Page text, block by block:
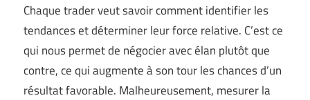
Chaque trader veut savoir comment identifier les
tendances et déterminer leur force relative. C’est ce
qui nous permet de négocier avec élan plutôt que
contre, ce qui augmente à son tour les chances d’un
résultat favorable. Malheureusement, mesurer la